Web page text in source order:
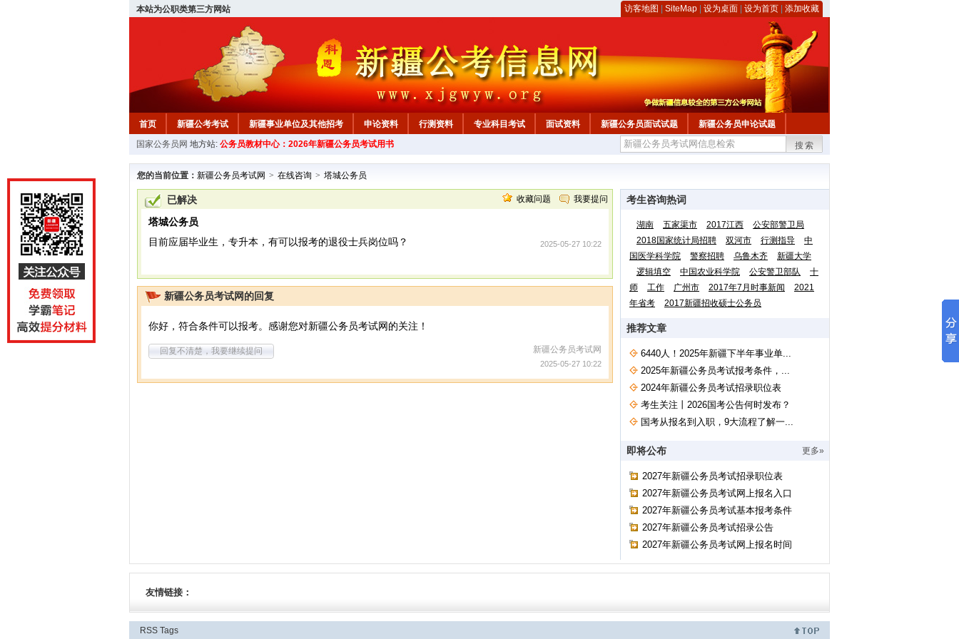
本站为公职类第三方网站 访客地图 SiteMap 设为桌面 设为首页 添加收藏
首页 新疆公考考试 新疆事业单位及其他招考 申论资料 行测资料 专业科目考试 面试资料 新疆公务员面试试题 新疆公务员申论试题
新疆公务员行测试题 在线咨询 教材中心
国家公务员网 地方站: 公务员教材中心：2026年新疆公务员考试用书 搜索
您的当前位置： 新疆公务员考试网 > 在线咨询 > 塔城公务员
已解决 收藏问题 我要提问
塔城公务员
目前应届毕业生，专升本，有可以报考的退役士兵岗位吗？
2025-05-27 10:22
新疆公务员考试网的回复
你好，符合条件可以报考。感谢您对新疆公务员考试网的关注！
回复不清楚，我要继续提问 新疆公务员考试网
2025-05-27 10:22
考生咨询热词
湖南 五家渠市 2017江西
公安部警卫局
2018国家统计局招聘
双河市 行测指导
中
国医学科学院
警察招聘 乌鲁木齐
新疆大学
逻辑填空
中国农业科学院 公安警卫部队
十
师
工作 广州市 2017年7月时事新闻
2021
年省考
2017新疆招收硕士公务员
推荐文章
6440人！2025年新疆下半年事业单...
2025年新疆公务员考试报考条件，...
2024年新疆公务员考试招录职位表
考生关注丨2026国考公告何时发布？
国考从报名到入职，9大流程了解一...
即将公布 更多»
2027年新疆公务员考试招录职位表
2027年新疆公务员考试网上报名入口
2027年新疆公务员考试基本报考条件
2027年新疆公务员考试招录公告
2027年新疆公务员考试网上报名时间
友情链接：
RSS Tags